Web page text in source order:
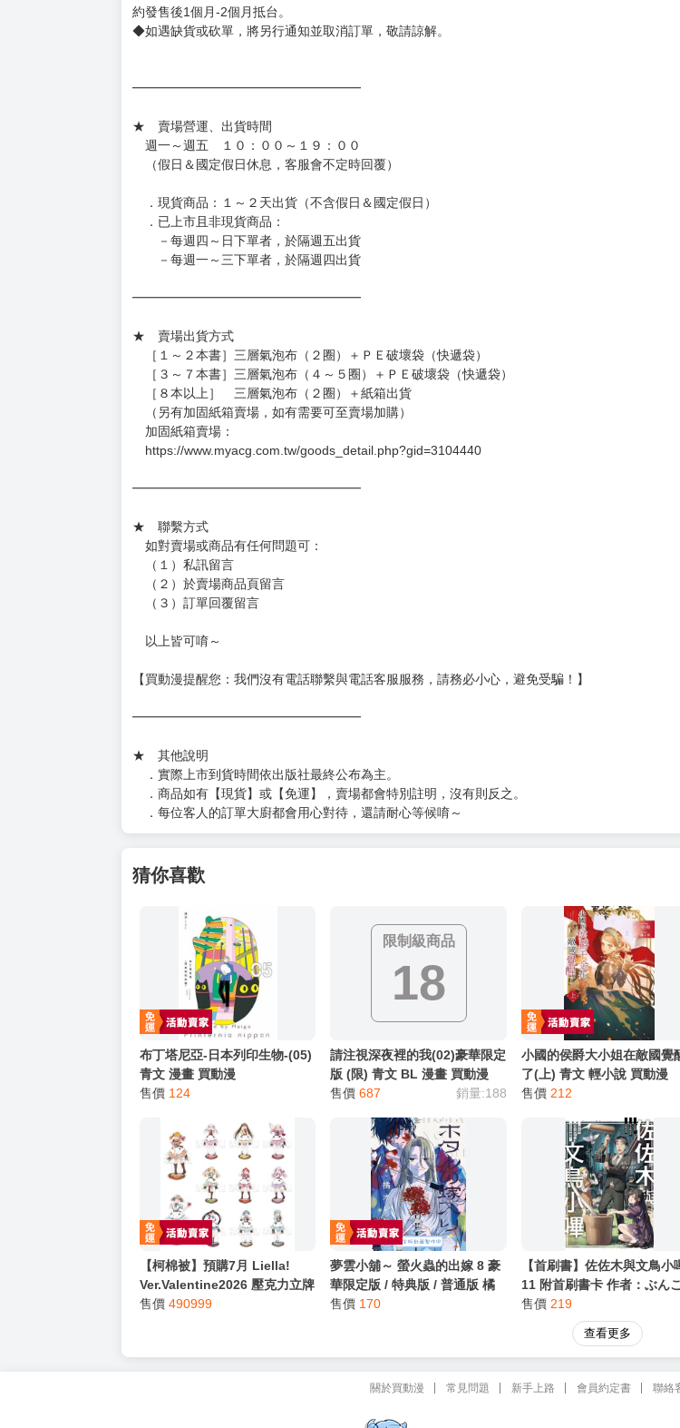
有時會上市前更改贈品內容或延後出版，還請注意。
◆網路購物取貨後開箱時建議全程錄影拍照存證，以保障買賣家雙方權益。
訂金金額將退回至買動漫錢包。
◆日本精品為受注代購性質，結單後恕無法取消，請慎重下單。
◆日本精品圖像僅供參考，設計及式樣請以實際商品為準，可能有色差。
約發售後1個月-2個月抵台。
◆如遇缺貨或砍單，將另行通知並取消訂單，敬請諒解。
週一～週五 １０：００～１９：００
（假日＆國定假日休息，客服會不定時回覆）
．現貨商品：１～２天出貨（不含假日＆國定假日）
．已上市且非現貨商品：
－每週四～日下單者，於隔週五出貨
－每週一～三下單者，於隔週四出貨
★ 賣場出貨方式
［１～２本書］三層氣泡布（２圈）＋ＰＥ破壞袋（快遞袋）
［３～７本書］三層氣泡布（４～５圈）＋ＰＥ破壞袋（快遞袋）
［８本以上］ 三層氣泡布（２圈）＋紙箱出貨
（另有加固紙箱賣場，如有需要可至賣場加購）
https://www.myacg.com.tw/goods_detail.php?gid=3104440
━━━━━━━━━━━━━━━━━━
（１）私訊留言
（２）於賣場商品頁留言
（３）訂單回覆留言
【買動漫提醒您：我們沒有電話聯繫與電話客服服務，請務必小心，避免受騙！】
★ 其他說明
．實際上市到貨時間依出版社最終公布為主。
．商品如有【現貨】或【免運】，賣場都會特別註明，沒有則反之。
．每位客人的訂單大廚都會用心對待，還請耐心等候唷～
猜你喜歡
布丁塔尼亞-日本列印生物-(05)
青文 漫畫 買動漫
售價 124
限制級商品
18
請注視深夜裡的我(02)豪華限定
版 (限) 青文 BL 漫畫 買動漫
售價 687 銷量:188
小國的侯爵大小姐在敵國覺醒
了(上) 青文 輕小說 買動漫
售價 212